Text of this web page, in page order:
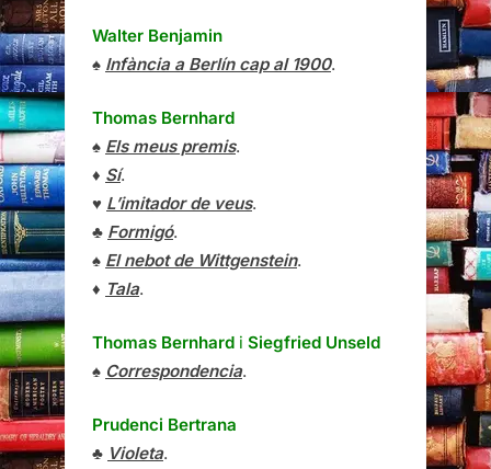
Walter Benjamin
♠ Infància a Berlín cap al 1900.
Thomas Bernhard
♠ Els meus premis.
♦ Sí.
♥ L’imitador de veus.
♣ Formigó.
♠ El nebot de Wittgenstein.
♦ Tala.
Thomas Bernhard i Siegfried Unseld
♠ Correspondencia.
Prudenci Bertrana
♣ Violeta.